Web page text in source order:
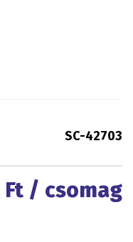
SC-42703
Ft / csomag